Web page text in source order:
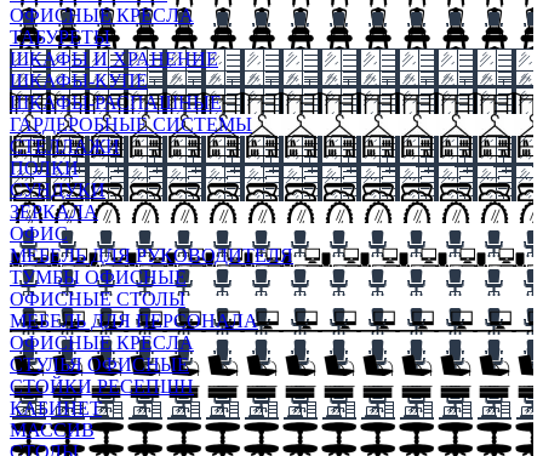
ОФИСНЫЕ КРЕСЛА
ТАБУРЕТЫ
ШКАФЫ И ХРАНЕНИЕ
ШКАФЫ-КУПЕ
ШКАФЫ-РАСПАШНЫЕ
ГАРДЕРОБНЫЕ СИСТЕМЫ
СТЕЛЛАЖИ
ПОЛКИ
СУНДУКИ
ЗЕРКАЛА
ОФИС
МЕБЕЛЬ ДЛЯ РУКОВОДИТЕЛЯ
ТУМБЫ ОФИСНЫЕ
ОФИСНЫЕ СТОЛЫ
МЕБЕЛЬ ДЛЯ ПЕРСОНАЛА
ОФИСНЫЕ КРЕСЛА
СТУЛЬЯ ОФИСНЫЕ
СТОЙКИ РЕСЕПШН
КАБИНЕТ
МАССИВ